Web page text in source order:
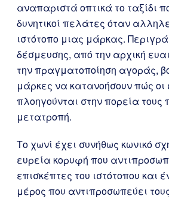
αναπαριστά οπτικά το ταξίδι
δυνητικοί πελάτες όταν
ιστότοπο μιας μάρκας.
δέσμευσης, από την αρχική
την πραγματοποίηση αγοράς,
μάρκες να κατανοήσουν πώς οι
πλοηγούνται στην πορεία τους
μετατροπή.
Το χωνί έχει συνήθως κωνικό
ευρεία κορυφή που
επισκέπτες του ιστότοπου και
μέρος που αντιπροσωπεύει